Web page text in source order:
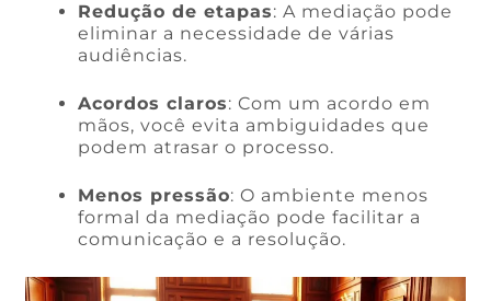
Redução de etapas: A mediação pode
eliminar a necessidade de várias
audiências.
Acordos claros: Com um acordo em
mãos, você evita ambiguidades que
podem atrasar o processo.
Menos pressão: O ambiente menos
formal da mediação pode facilitar a
comunicação e a resolução.